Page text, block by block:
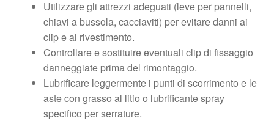
Utilizzare gli attrezzi adeguati (leve per pannelli,
chiavi a bussola, cacciaviti) per evitare danni ai
clip e al rivestimento.
Controllare e sostituire eventuali clip di fissaggio
danneggiate prima del rimontaggio.
Lubrificare leggermente i punti di scorrimento e le
aste con grasso al litio o lubrificante spray
specifico per serrature.